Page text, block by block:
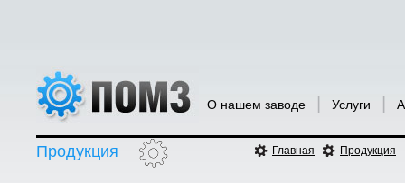
О нашем заводе Услуги
Продукция Главная Продукция